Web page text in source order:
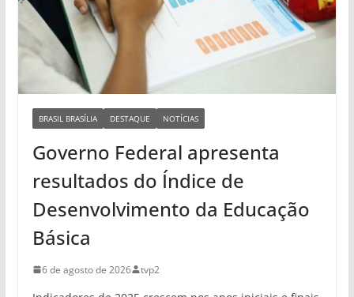
BRASIL BRASÍLIA DESTAQUE NOTÍCIAS
Governo Federal apresenta
resultados do Índice de
Desenvolvimento da Educação
Básica
6 de agosto de 2026 tvp2